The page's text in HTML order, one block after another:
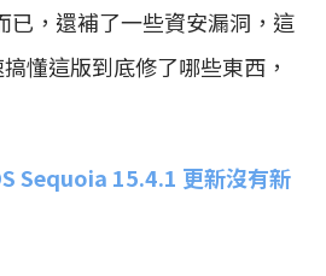
已，還補了一些資安漏洞，這
懂這版到底修了哪些東西，
Sequoia 15.4.1 更新沒有新